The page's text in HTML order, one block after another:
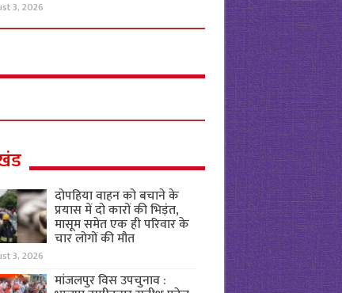
3, 2026
दोपहिया वाहन को बचाने के
प्रयास में दो कारों की भिड़ंत,
मासूम समेत एक ही परिवार के
चार लोगों की मौत
3, 2026
मांजलपुर विस उपचुनाव :